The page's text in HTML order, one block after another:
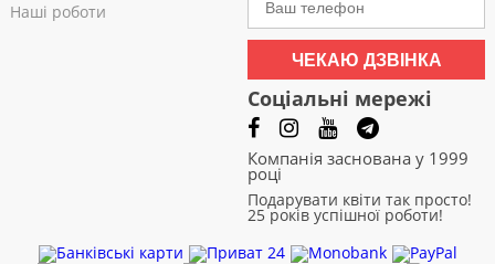
Наші роботи
ЧЕКАЮ ДЗВІНКА
Соціальні мережі
Компанія заснована у 1999
році
Подарувати квіти так просто!
25 років успішної роботи!